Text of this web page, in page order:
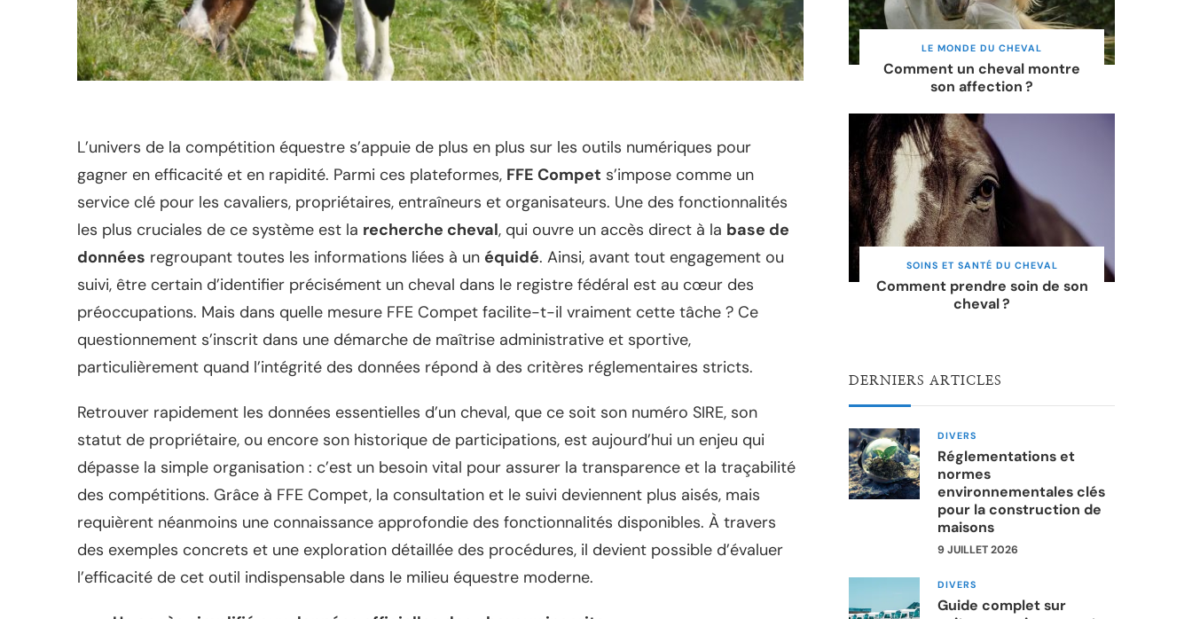
L’univers de la compétition équestre s’appuie de plus en plus sur les outils numériques pour
gagner en efficacité et en rapidité. Parmi ces plateformes, FFE Compet s’impose comme un
service clé pour les cavaliers, propriétaires, entraîneurs et organisateurs. Une des fonctionnalités
les plus cruciales de ce système est la recherche cheval, qui ouvre un accès direct à la base de
données regroupant toutes les informations liées à un équidé. Ainsi, avant tout engagement ou
suivi, être certain d’identifier précisément un cheval dans le registre fédéral est au cœur des
préoccupations. Mais dans quelle mesure FFE Compet facilite-t-il vraiment cette tâche ? Ce
questionnement s’inscrit dans une démarche de maîtrise administrative et sportive,
particulièrement quand l’intégrité des données répond à des critères réglementaires stricts.
Retrouver rapidement les données essentielles d’un cheval, que ce soit son numéro SIRE, son
statut de propriétaire, ou encore son historique de participations, est aujourd’hui un enjeu qui
dépasse la simple organisation : c’est un besoin vital pour assurer la transparence et la traçabilité
des compétitions. Grâce à FFE Compet, la consultation et le suivi deviennent plus aisés, mais
requièrent néanmoins une connaissance approfondie des fonctionnalités disponibles. À travers
des exemples concrets et une exploration détaillée des procédures, il devient possible d’évaluer
l’efficacité de cet outil indispensable dans le milieu équestre moderne.
LE MONDE DU CHEVAL
Comment un cheval montre
son affection ?
SOINS ET SANTÉ DU CHEVAL
Comment prendre soin de son
cheval ?
DERNIERS ARTICLES
DIVERS
Réglementations et
normes
environnementales clés
pour la construction de
maisons
9 JUILLET 2026
DIVERS
Guide complet sur